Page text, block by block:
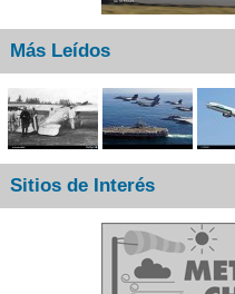
Más Leídos
Sitios de Interés